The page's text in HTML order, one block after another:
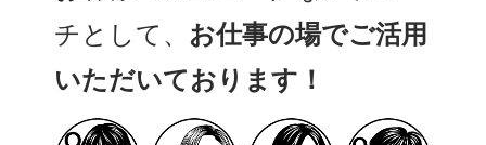
チとして、 お仕事の場でご活用
いただいております！